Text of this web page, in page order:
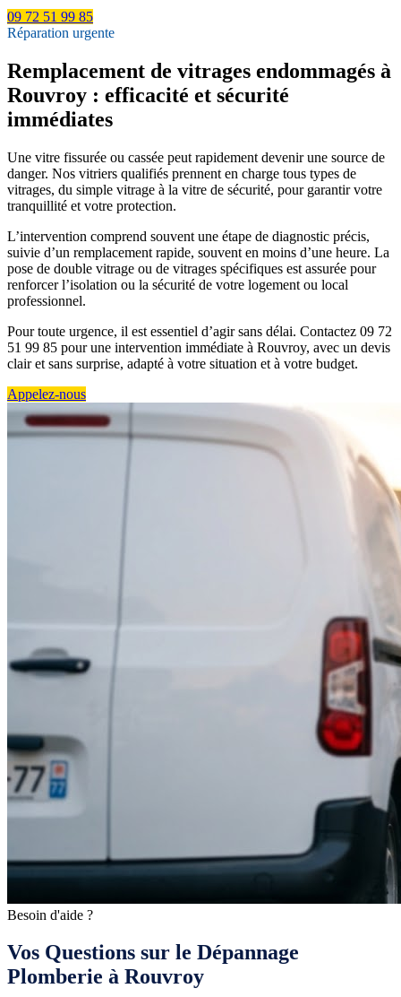
09 72 51 99 85
Réparation urgente
Remplacement de vitrages endommagés à
Rouvroy : efficacité et sécurité
immédiates
Une vitre fissurée ou cassée peut rapidement devenir une source de
danger. Nos vitriers qualifiés prennent en charge tous types de
vitrages, du simple vitrage à la vitre de sécurité, pour garantir votre
tranquillité et votre protection.
L’intervention comprend souvent une étape de diagnostic précis,
suivie d’un remplacement rapide, souvent en moins d’une heure. La
pose de double vitrage ou de vitrages spécifiques est assurée pour
renforcer l’isolation ou la sécurité de votre logement ou local
professionnel.
Pour toute urgence, il est essentiel d’agir sans délai. Contactez 09 72
51 99 85 pour une intervention immédiate à Rouvroy, avec un devis
clair et sans surprise, adapté à votre situation et à votre budget.
Appelez-nous
Besoin d'aide ?
Vos Questions sur le Dépannage
Plomberie à Rouvroy